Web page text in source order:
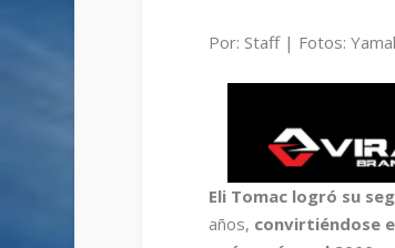
Por: Staff | Fotos:
Eli Tomac logró su
años, convirtiéndose